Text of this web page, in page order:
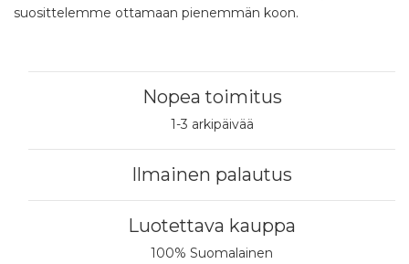
suosittelemme ottamaan pienemmän koon.
Nopea toimitus
1-3 arkipäivää
Ilmainen palautus
Luotettava kauppa
100% Suomalainen